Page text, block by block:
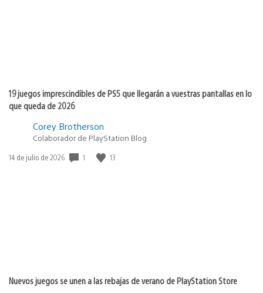
19 juegos imprescindibles de PS5 que llegarán a vuestras pantallas en lo
que queda de 2026
Corey Brotherson
Colaborador de PlayStation Blog
Fecha
14 de julio de 2026 1 13
Nuevos juegos se unen a las rebajas de verano de PlayStation Store